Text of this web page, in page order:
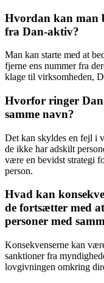
Hvordan kan man
fra Dan-aktiv?
Man kan starte med at
fjerne ens nummer fra
klage til virksomheden,
Hvorfor ringer
samme navn?
Det kan skyldes en fejl i
de ikke har adskilt
være en bevidst strategi
person.
Hvad kan
de fortsætter med
personer med
Konsekvenserne kan
sanktioner fra
lovgivningen omkring